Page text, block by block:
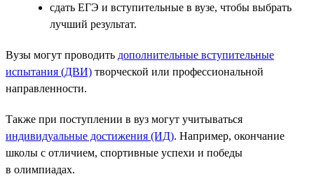
сдать ЕГЭ и вступительные в вузе, чтобы выбрать
лучший результат.
Вузы могут проводить дополнительные вступительные
испытания (ДВИ) творческой или профессиональной
направленности.
Также при поступлении в вуз могут учитываться
индивидуальные достижения (ИД). Например, окончание
школы с отличием, спортивные успехи и победы
в олимпиадах.